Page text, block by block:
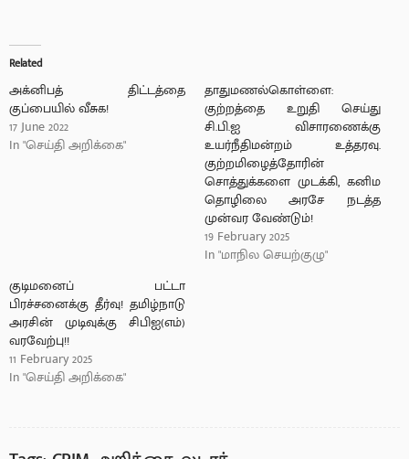
Related
அக்னிபத் திட்டத்தை
குப்பையில் வீசுக!
17 June 2022
In "செய்தி அறிக்கை"
தாதுமணல்கொள்ளை:
குற்றத்தை உறுதி செய்து
சி.பி.ஐ விசாரணைக்கு
உயர்நீதிமன்றம் உத்தரவு.
குற்றமிழைத்தோரின்
சொத்துக்களை முடக்கி, கனிம
தொழிலை அரசே நடத்த
முன்வர வேண்டும்!
19 February 2025
In "மாநில செயற்குழு"
குடிமனைப் பட்டா
பிரச்சனைக்கு தீர்வு! தமிழ்நாடு
அரசின் முடிவுக்கு சிபிஐ(எம்)
வரவேற்பு!!
11 February 2025
In "செய்தி அறிக்கை"